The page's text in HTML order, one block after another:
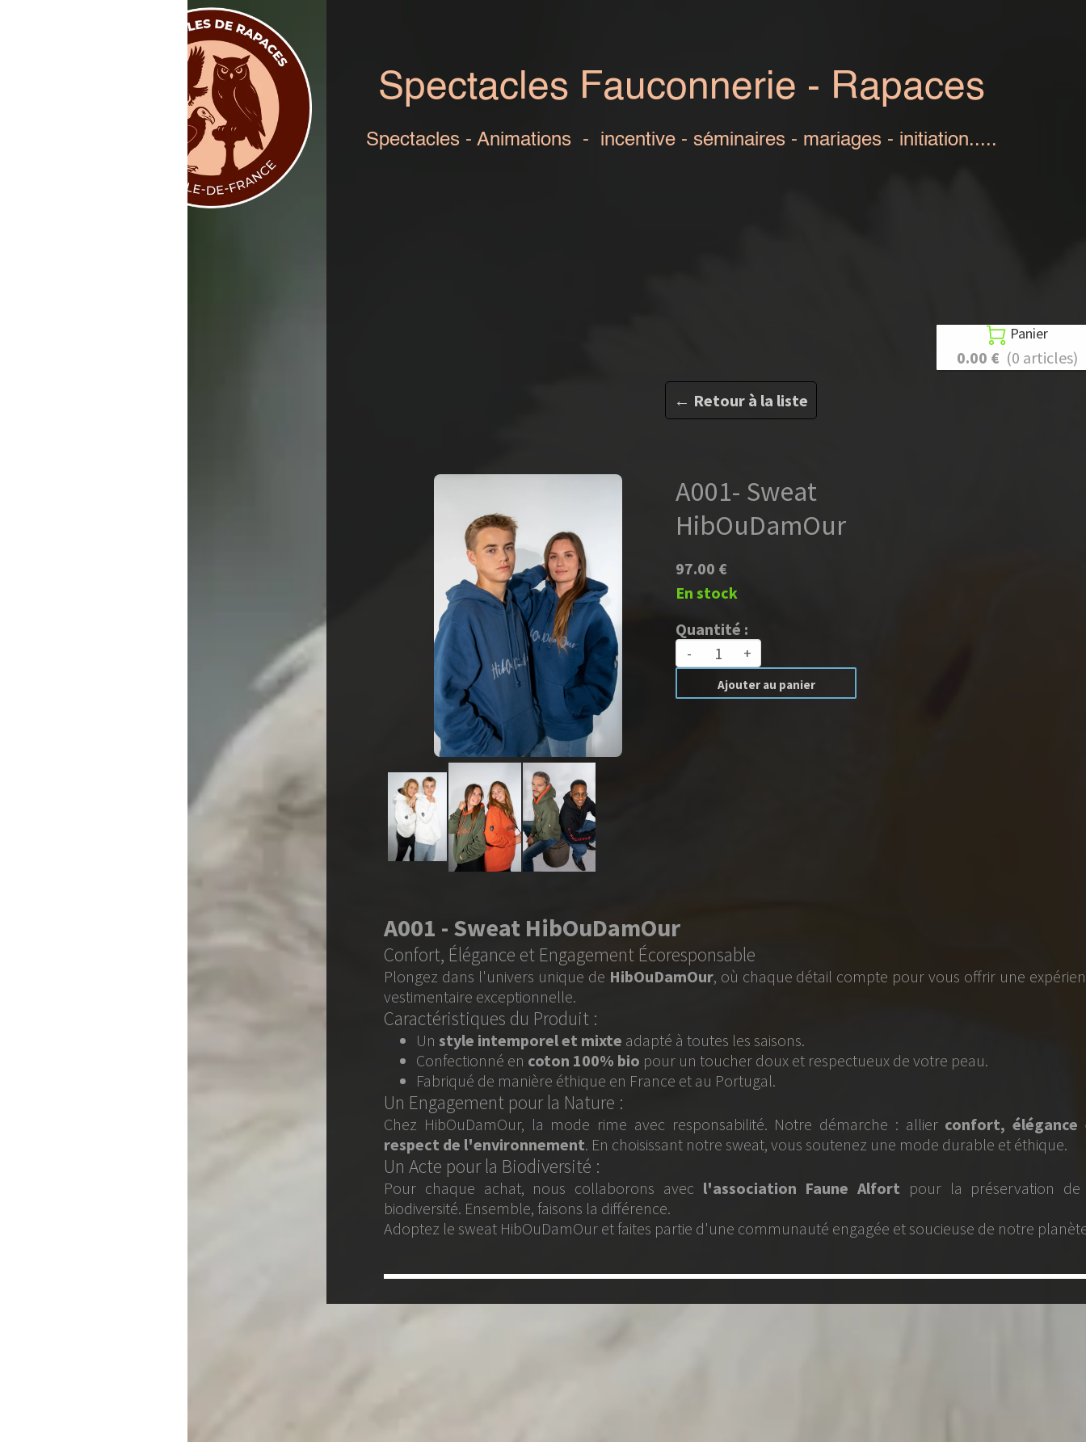
Spectacles Fauconnerie -Rapaces
Spectacles - Animations - incentive - séminaires - mariages - initiation.....
A001- Sweat
HibOuDamOur
97.00 €
En stock
Quantité :
+
Ajouter au panier
A001 - Sweat HibOuDamOur
Confort, Élégance et Engagement Écoresponsable
Plongez dans l'univers unique deHibOuDamOur, où chaque détail compte pour vous offrir une expérience
vestimentaire exceptionnelle.
Caractéristiques du Produit :
style intemporel et mixte adapté à toutes les saisons.
coton 100% biopour un toucher doux et respectueux de votre peau.
Fabriqué de manière éthique en France et au Portugal.
Un Engagement pour la Nature :
Chez HibOuDamOur, la mode rime avec responsabilité. Notre démarche : allierconfort, élégance et
respect de l'environnement. En choisissant notre sweat, vous soutenez une mode durable et éthique.
Un Acte pour la Biodiversité :
Pour chaque achat, nous collaborons avecl'association Faune Alfortpour la préservation de la
biodiversité. Ensemble, faisons la différence.
Adoptez le sweat HibOuDamOur et faites partie d'une communauté engagée et soucieuse de notre planète.